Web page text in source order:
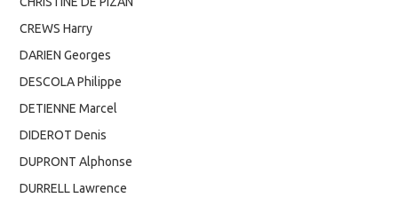
CREWS Harry
DARIEN Georges
DESCOLA Philippe
DETIENNE Marcel
DIDEROT Denis
DUPRONT Alphonse
DURRELL Lawrence